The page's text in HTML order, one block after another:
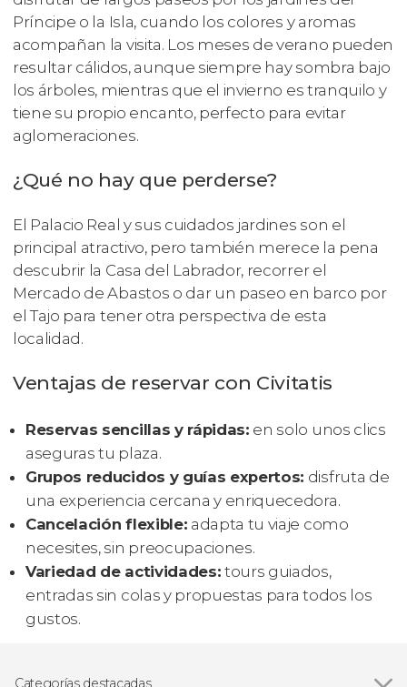
Príncipe o la Isla, cuando los colores y aromas
acompañan la visita. Los meses de verano pueden
resultar cálidos, aunque siempre hay sombra bajo
los árboles, mientras que el invierno es tranquilo y
tiene su propio encanto, perfecto para evitar
aglomeraciones.
¿Qué no hay que perderse?
El Palacio Real y sus cuidados jardines son el
principal atractivo, pero también merece la pena
descubrir la Casa del Labrador, recorrer el
Mercado de Abastos o dar un paseo en barco por
el Tajo para tener otra perspectiva de esta
localidad.
Ventajas de reservar con Civitatis
Reservas sencillas y rápidas: en solo unos clics
aseguras tu plaza.
Grupos reducidos y guías expertos: disfruta de
una experiencia cercana y enriquecedora.
Cancelación flexible: adapta tu viaje como
necesites, sin preocupaciones.
Variedad de actividades: tours guiados,
entradas sin colas y propuestas para todos los
gustos.
Categorías destacadas